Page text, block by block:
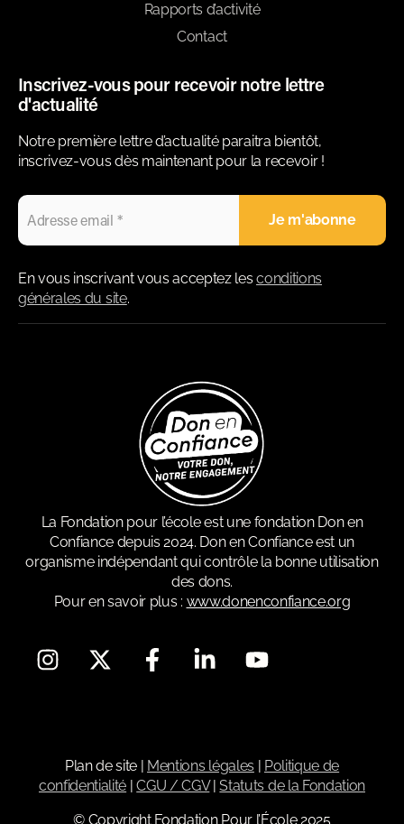
Rapports d’activité
Contact
Inscrivez-vous pour recevoir notre lettre
d'actualité
Notre première lettre d’actualité paraitra bientôt,
inscrivez-vous dès maintenant pour la recevoir !
En vous inscrivant vous acceptez lesconditions
générales du site.
La Fondation pour l’école est une fondation Don en
Confiance depuis 2024. Don en Confiance est un
organisme indépendant qui contrôle la bonne utilisation
des dons.
Pour en savoir plus : www.donenconfiance.org
Plan de site | Mentions légales | Politique de
confidentialité |CGU / CGV|Statuts de la Fondation
© Copyright Fondation Pour l’École 2025